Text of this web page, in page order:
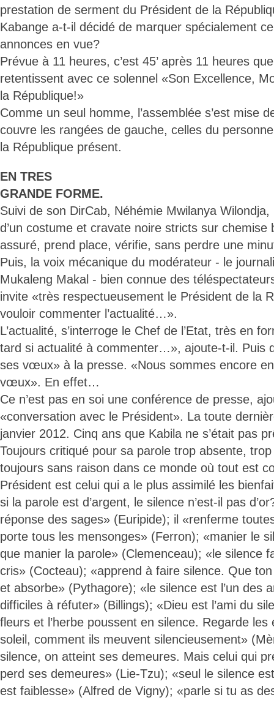
prestation de serment du Président de la
Kabange a-t-il décidé de marquer spécialement
annonces en vue?
Prévue à 11 heures, c’est 45’ après 11 heures
retentissent avec ce solennel «Son Excellence,
la République!»
Comme un seul homme, l’assemblée s’est mise
couvre les rangées de gauche, celles du
la République présent.
EN TRES
GRANDE FORME.
Suivi de son DirCab, Néhémie Mwilanya Wilondja,
d’un costume et cravate noire stricts sur chemise
assuré, prend place, vérifie, sans perdre une
Puis, la voix mécanique du modérateur - le
Mukaleng Makal - bien connue des
invite «très respectueusement le Président de la
vouloir commenter l’actualité…».
L’actualité, s’interroge le Chef de l’Etat, très en
tard si actualité à commenter…», ajoute-t-il. Puis
ses vœux» à la presse. «Nous sommes encore
vœux». En effet…
Ce n’est pas en soi une conférence de presse,
«conversation avec le Président». La toute
janvier 2012. Cinq ans que Kabila ne s’était pas
Toujours critiqué pour sa parole trop absente,
toujours sans raison dans ce monde où tout est
Président est celui qui a le plus assimilé les
si la parole est d’argent, le silence n’est-il pas
réponse des sages» (Euripide); il «renferme
porte tous les mensonges» (Ferron); «manier le
que manier la parole» (Clemenceau); «le silence
cris» (Cocteau); «apprend à faire silence. Que
et absorbe» (Pythagore); «le silence est l’un des
difficiles à réfuter» (Billings); «Dieu est l’ami du
fleurs et l’herbe poussent en silence. Regarde les
soleil, comment ils meuvent silencieusement»
silence, on atteint ses demeures. Mais celui qui
perd ses demeures» (Lie-Tzu); «seul le silence
est faiblesse» (Alfred de Vigny); «parle si tu as